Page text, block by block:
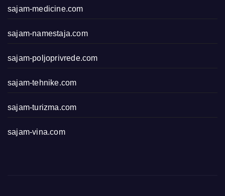
sajam-medicine.com
sajam-namestaja.com
sajam-poljoprivrede.com
sajam-tehnike.com
sajam-turizma.com
sajam-vina.com